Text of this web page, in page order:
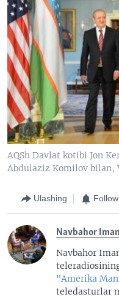
AQSh Davlat kotibi Jon
Abdulaziz Komilov bilan,
Ulashing
Navbahor
Navbahor
"Amerika
teledasturlar